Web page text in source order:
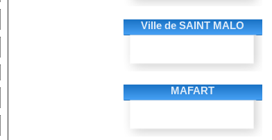
Ville de SAINT MALO
MAFART